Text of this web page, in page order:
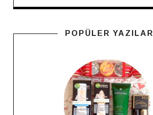
POPÜLER YAZILAR